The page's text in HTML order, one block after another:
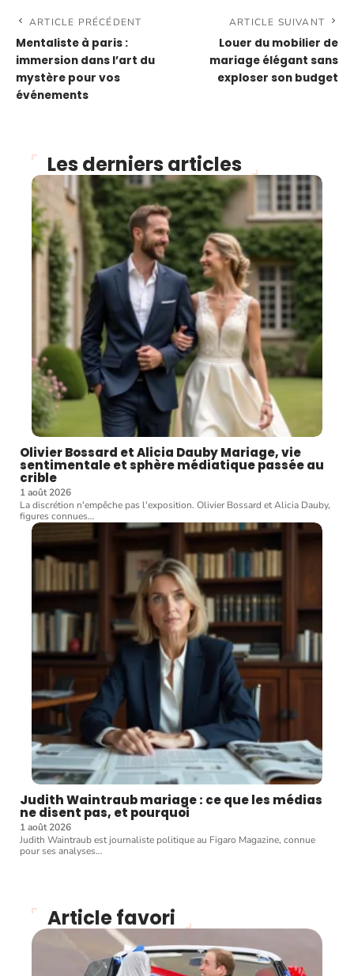
ARTICLE PRÉCÉDENT
Mentaliste à paris :
immersion dans l’art du
mystère pour vos
événements
ARTICLE SUIVANT
Louer du mobilier de
mariage élégant sans
exploser son budget
Les derniers articles
Olivier Bossard et Alicia Dauby Mariage, vie
sentimentale et sphère médiatique passée au
crible
1 août 2026
La discrétion n'empêche pas l'exposition. Olivier Bossard et Alicia Dauby,
figures connues…
Judith Waintraub mariage : ce que les médias
ne disent pas, et pourquoi
1 août 2026
Judith Waintraub est journaliste politique au Figaro Magazine, connue
pour ses analyses…
Article favori